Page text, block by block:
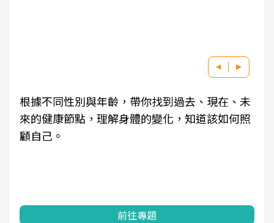
根據不同性別與年齡，帶你找到過去、現在、未
來的健康節點，理解身體的變化，知道該如何照
顧自己。
前往專題